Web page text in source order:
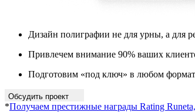
Дизайн полиграфии не для урны, а для
Привлечем внимание 90% ваших
Подготовим «под ключ» в любом
Обсудить проект
*Получаем престижные награды Rating